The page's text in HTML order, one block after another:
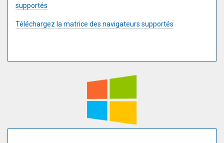
supportés
Téléchargez la matrice des navigateurs supportés